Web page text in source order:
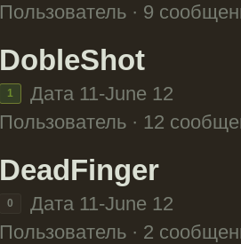
Пользователь · 9
DobleShot
1
Дата 11-June 12
Пользователь · 12
DeadFinger
0
Дата 11-June 12
Пользователь · 2